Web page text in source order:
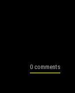
0 comments